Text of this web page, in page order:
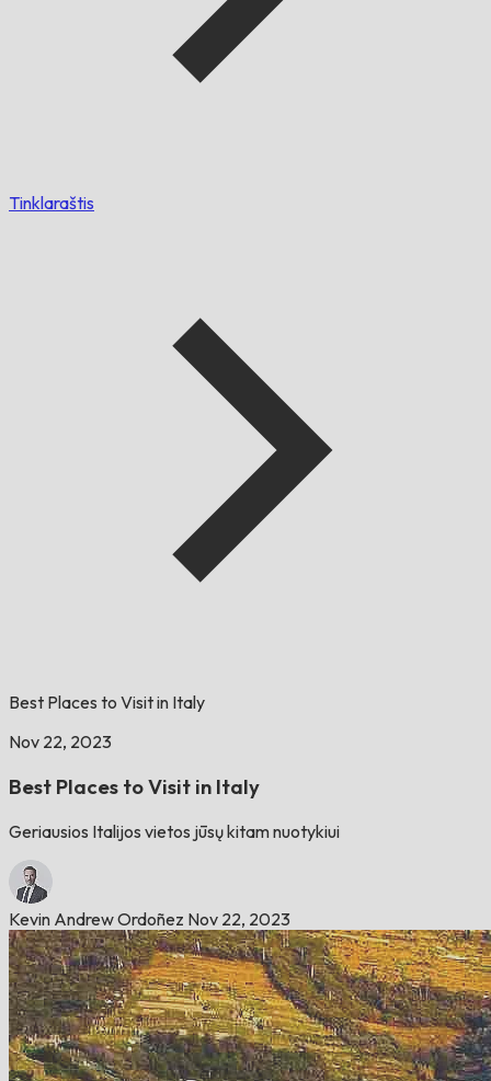
Tinklaraštis
Best Places to Visit in Italy
Nov 22, 2023
Best Places to Visit in Italy
Geriausios Italijos vietos jūsų kitam nuotykiui
Kevin Andrew Ordoñez Nov 22, 2023